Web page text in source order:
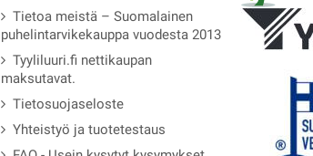
Tietoa meistä – Suomalainen
puhelintarvikekauppa vuodesta 2013
Tyyliluuri.fi nettikaupan
maksutavat.
Tietosuojaseloste
Yhteistyö ja tuotetestaus